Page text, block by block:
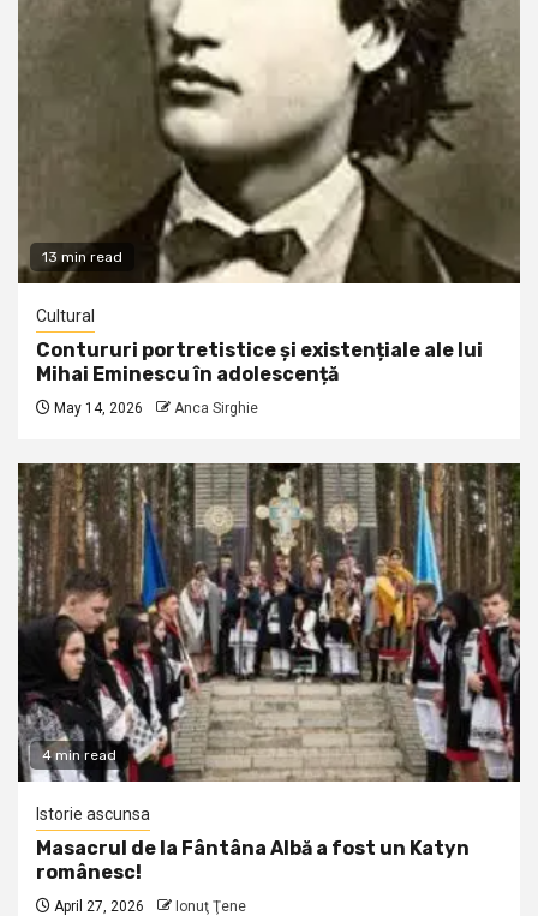
13 min read
Cultural
Contururi portretistice și existențiale ale lui
Mihai Eminescu în adolescență
May 14, 2026 Anca Sirghie
4 min read
Istorie ascunsa
Masacrul de la Fântâna Albă a fost un Katyn
românesc!
April 27, 2026 Ionuţ Ţene